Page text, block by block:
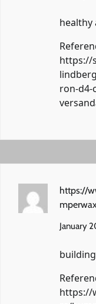
healthy
https://
ron-d4-
https://
January
https://